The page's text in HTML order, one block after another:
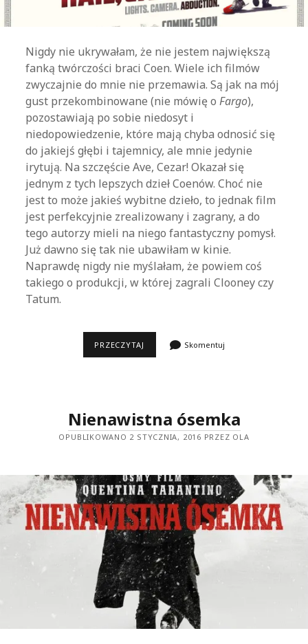
Nigdy nie ukrywałam, że nie jestem największą
fanką twórczości braci Coen. Wiele ich filmów
zwyczajnie do mnie nie przemawia. Są jak na mój
gust przekombinowane (nie mówię oFargo),
pozostawiają po sobie niedosyt i
niedopowiedzenie, które mają chyba odnosić się
do jakiejś głębi i tajemnicy, ale mnie jedynie
irytują. Na szczęście Ave, Cezar! Okazał się
jednym z tych lepszych dzieł Coenów. Choć nie
jest to może jakieś wybitne dzieło, to jednak film
jest perfekcyjnie zrealizowany i zagrany, a do
tego autorzy mieli na niego fantastyczny pomysł.
Już dawno się tak nie ubawiłam w kinie.
Naprawdę nigdy nie myślałam, że powiem coś
takiego o produkcji, w której zagrali Clooney czy
Tatum.
PRZECZYTAJ Skomentuj
Nienawistna ósemka
OPUBLIKOWANO 2 STYCZNIA, 2016 PRZEZ OLA